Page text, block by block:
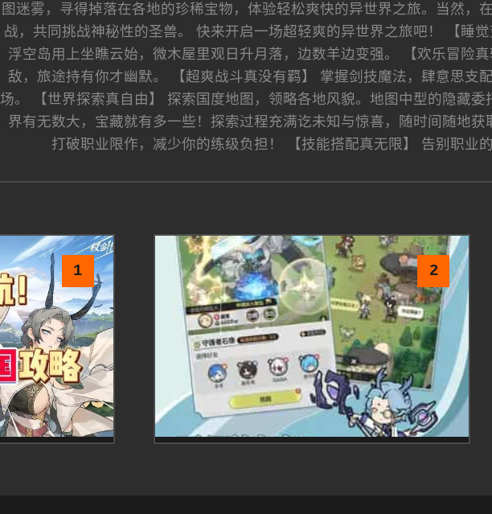
图迷雾，寻得掉落在各地的珍稀宝物，体验轻松爽快的异世界之旅。当然，
战，共同挑战神秘性的圣兽。 快来开启一场超轻爽的异世界之旅吧！ 【睡
浮空岛用上坐瞧云始，微木屋里观日升月落，边数羊边变强。 【欢乐冒险
敌，旅途持有你才幽默。 【超爽战斗真没有羁】 掌握剑技魔法，肆意思支
场。 【世界探索真自由】 探索国度地图，领略各地风貌。地图中型的隐藏
界有无数大，宝藏就有多一些！探索过程充满讫未知与惊喜，随时间随地
打破职业限作，减少你的练级负担！ 【技能搭配真无限】 告别职业
1 2